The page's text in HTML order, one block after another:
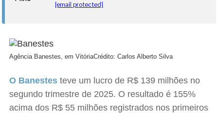
[email protected]
Agência Banestes, em VitóriaCrédito: Carlos Alberto Silva
O Banestes teve um lucro de R$ 139 milhões no
segundo trimestre de 2025. O resultado é 155%
acima dos R$ 55 milhões registrados nos primeiros